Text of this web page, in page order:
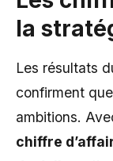
la
Les résultats
confirment
ambitions.
chiffre